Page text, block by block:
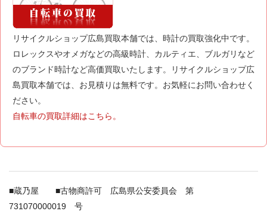
リサイクルショップ広島買取本舗では、時計の買取強化中です。
ロレックスやオメガなどの高級時計、カルティエ、ブルガリなど
のブランド時計など高価買取いたします。リサイクルショップ広
島買取本舗では、お見積りは無料です。お気軽にお問い合わせく
ださい。
自転車の買取詳細はこちら。
■蔵乃屋 ■古物商許可 広島県公安委員会 第
731070000019 号